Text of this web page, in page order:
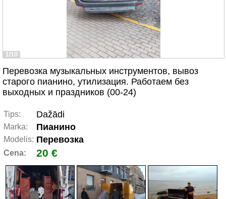
1/10
Перевозка музыкальных инструментов, вывоз
старого пианино, утилизация. Работаем без
выходных и праздников (00-24)
Tips: Dažādi
Marka: Пианино
Modelis: Перевозка
Cena: 20 €